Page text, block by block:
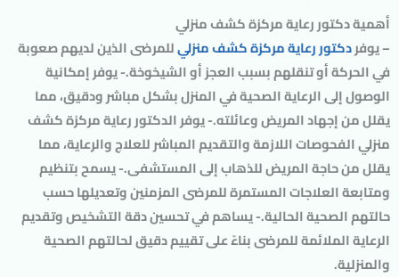
أهمية دكتور رعاية مركزة كشف منزلي
– يوفردكتور رعاية مركزة كشف منزليللمرضى الذين لديهم صعوبة
في الحركة أو تنقلهم بسبب العجز أو الشيخوخة.- يوفر إمكانية
الوصول إلى الرعاية الصحية في المنزل بشكل مباشر ودقيق، مما
يقلل من إجهاد المريض وعائلته.- يوفر الدكتور رعاية مركزة كشف
منزلي الفحوصات اللازمة والتقديم المباشر للعلاج والرعاية، مما
يقلل من حاجة المريض للذهاب إلى المستشفى.- يسمح بتنظيم
ومتابعة العلاجات المستمرة للمرضى المزمنين وتعديلها حسب
حالتهم الصحية الحالية.- يساهم في تحسين دقة التشخيص وتقديم
الرعاية الملائمة للمرضى بناءً على تقييم دقيق لحالتهم الصحية
والمنزلية.